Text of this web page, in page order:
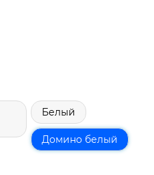
Белый
Домино белый